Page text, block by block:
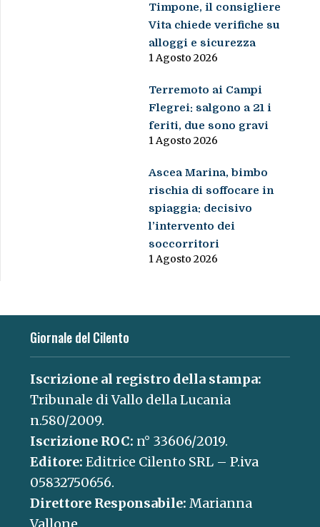
Timpone, il consigliere
Vita chiede verifiche su
alloggi e sicurezza
1 Agosto 2026
Terremoto ai Campi
Flegrei: salgono a 21 i
feriti, due sono gravi
1 Agosto 2026
Ascea Marina, bimbo
rischia di soffocare in
spiaggia: decisivo
l’intervento dei
soccorritori
1 Agosto 2026
Giornale del Cilento
Iscrizione al registro della stampa:
Tribunale di Vallo della Lucania
n.580/2009.
Iscrizione ROC: n° 33606/2019.
Editore: Editrice Cilento SRL – P.iva
05832750656.
Direttore Responsabile: Marianna